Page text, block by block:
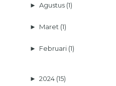
► Agustus (1)
► Maret (1)
► Februari (1)
► 2024 (15)